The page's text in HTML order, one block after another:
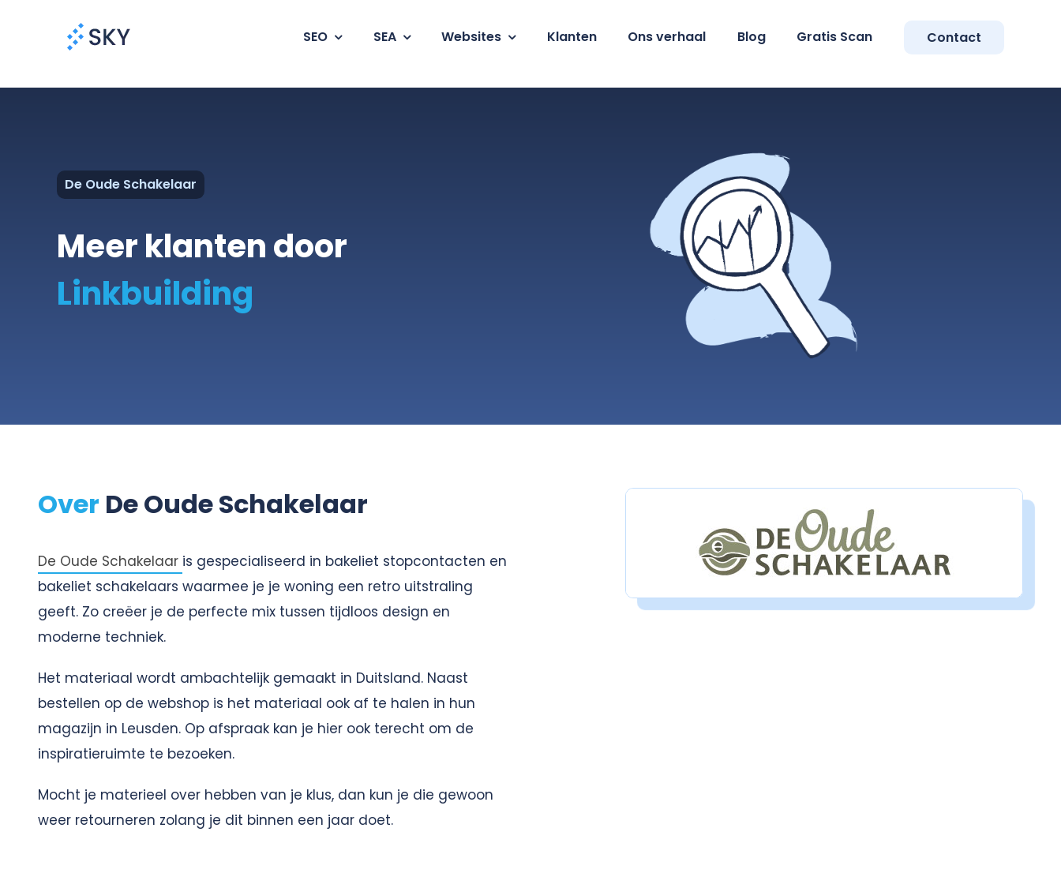
SEO SEA Websites Klanten Ons verhaal Blog Gratis Scan Contact
De Oude Schakelaar
Meer klanten door
Over De Oude Schakelaar
De Oude Schakelaar is gespecialiseerd in bakeliet stopcontacten en
bakeliet schakelaars waarmee je je woning een retro uitstraling
geeft. Zo creëer je de perfecte mix tussen tijdloos design en
moderne techniek.
Het materiaal wordt ambachtelijk gemaakt in Duitsland. Naast
bestellen op de webshop is het materiaal ook af te halen in hun
magazijn in Leusden. Op afspraak kan je hier ook terecht om de
inspiratieruimte te bezoeken.
Mocht je materieel over hebben van je klus, dan kun je die gewoon
weer retourneren zolang je dit binnen een jaar doet.